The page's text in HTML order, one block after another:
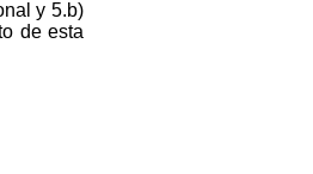
y 5.b)
de esta